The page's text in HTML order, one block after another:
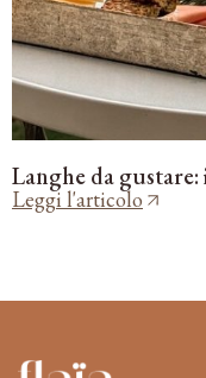
Langhe da
Leggi l'articolo